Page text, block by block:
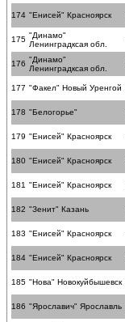
174 "Енисей" Красноярск
175 "Динамо"
Ленинградксая обл.
176 "Динамо"
Ленинградксая обл.
177 "Факел" Новый Уренгой
178 "Белогорье"
179 "Енисей" Красноярск
180 "Енисей" Красноярск
181 "Енисей" Красноярск
182 "Зенит" Казань
183 "Енисей" Красноярск
184 "Енисей" Красноярск
185 "Нова" Новокуйбышевск
186 "Ярославич" Ярославль